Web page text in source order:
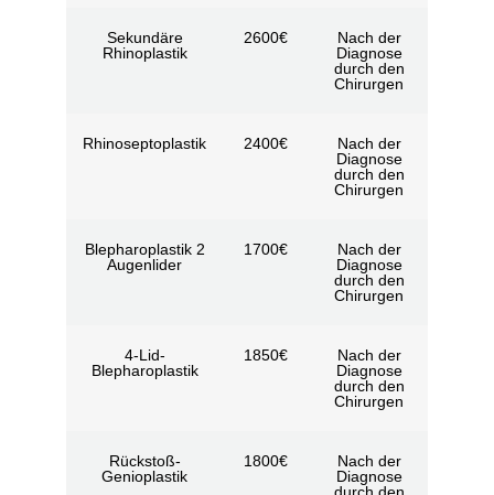
Sekundäre
Rhinoplastik
2600€
Nach der
Diagnose
durch den
Chirurgen
Rhinoseptoplastik 2400€
Nach der
Diagnose
durch den
Chirurgen
Blepharoplastik 2
Augenlider
1700€
Nach der
Diagnose
durch den
Chirurgen
4-Lid-
Blepharoplastik
1850€
Nach der
Diagnose
durch den
Chirurgen
Rückstoß-
Genioplastik
1800€
Nach der
Diagnose